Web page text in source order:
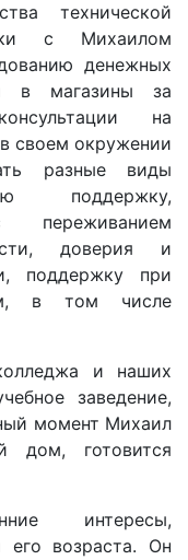
технической
с Михаилом
денежных
в магазины за
на
своем окружении
разные виды
поддержку,
доверия и
поддержку при
в том числе
и наших
заведение,
момент Михаил
дом, готовится
интересы,
возраста. Он